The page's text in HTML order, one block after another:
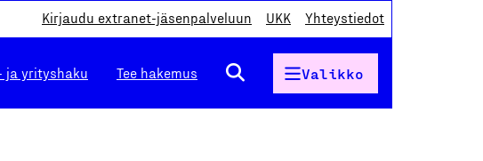
Kirjaudu extranet-jäsenpalveluun UKK Yhteystiedot
ja yrityshaku Tee hakemus Valikko